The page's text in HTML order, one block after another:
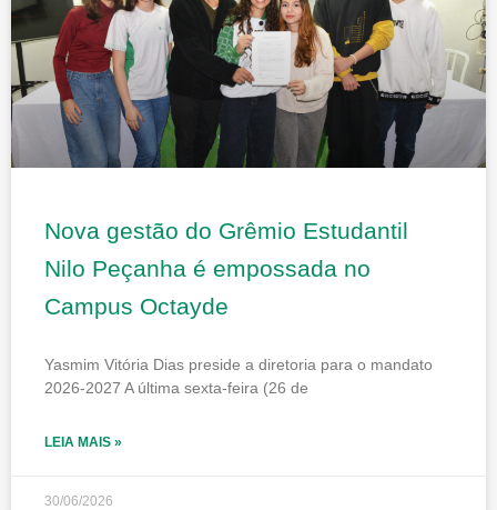
Nova gestão do Grêmio Estudantil
Nilo Peçanha é empossada no
Campus Octayde
Yasmim Vitória Dias preside a diretoria para o mandato
2026-2027 A última sexta-feira (26 de
LEIA MAIS »
30/06/2026